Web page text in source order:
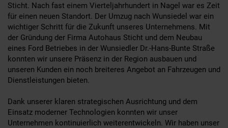
Sticht. Nach fast einem Vierteljahrhundert in Nagel war es Zeit
für einen neuen Standort. Der Umzug nach Wunsiedel war ein
wichtiger Schritt für die Zukunft unseres Unternehmens. Mit
der Gründung der Firma Autohaus Sticht und dem Neubau
eines Ford Betriebes in der Wunsiedler Dr.-Hans-Bunte Straße
konnten wir unsere Präsenz in der Region ausbauen und
unseren Kunden ein noch breiteres Angebot an Fahrzeugen und
Dienstleistungen bieten.
Dank unserer klaren strategischen Ausrichtung und dem
Einsatz moderner Technologien konnten wir unser
Unternehmen kontinuierlich weiterentwickeln. Wir haben unser